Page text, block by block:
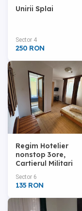
Unirii Splai
Sector 4
250 RON
Regim Hotelier
nonstop 3ore,
Cartierul Militari
Sector 6
135 RON